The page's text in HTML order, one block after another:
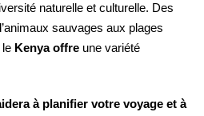
naturelle et culturelle. Des
sauvages aux plages
le Kenya offre une variété
à planifier votre voyage et à